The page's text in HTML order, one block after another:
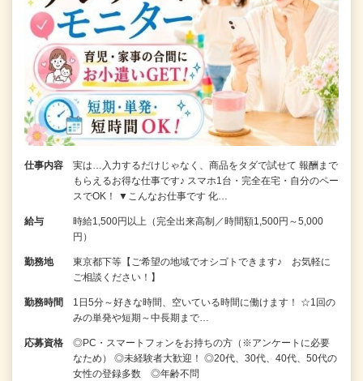
仕事内容
実は…入力するだけじゃなく、商品をタダで試せて 報酬まで
もらえるお得な仕事です♪ スマホ1台・完全在宅・自分のペー
スでOK！ ▼こんなお仕事です 化…
給与
時給1,500円以上（完全出来高制／時間額1,500円～5,000
円）
勤務地
東京都下等【ご希望の地域でオシゴトできます♪ お気軽に
ご相談ください！】
勤務時間
1日5分～好きな時間、空いている時間に働けます！ ☆1回の
みの単発や短期～中長期まで…
応募資格
◎PC・スマートフォンをお持ちの方（※アンケートに必要
なため） ◎未経験者大歓迎！ ◎20代、30代、40代、50代の
女性の登録多数 ◎年齢不問